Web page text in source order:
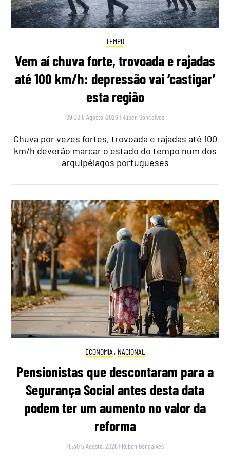
TEMPO
Vem aí chuva forte, trovoada e rajadas
até 100 km/h: depressão vai ‘castigar’
esta região
09:30 6 Agosto, 2026 | Rubén Gonçalves
Chuva por vezes fortes, trovoada e rajadas até 100
km/h deverão marcar o estado do tempo num dos
arquipélagos portugueses
ECONOMIA , NACIONAL
Pensionistas que descontaram para a
Segurança Social antes desta data
podem ter um aumento no valor da
reforma
18:30 5 Agosto, 2026 | Rubén Gonçalves